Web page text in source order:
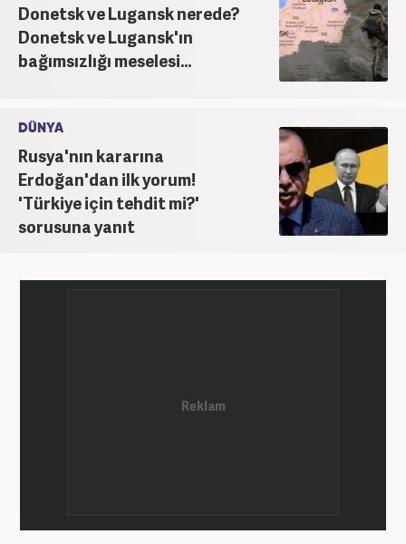
Donetsk ve Lugansk nerede?
Donetsk ve Lugansk'ın
bağımsızlığı meselesi...
DÜNYA
Rusya'nın kararına
Erdoğan'dan ilk yorum!
'Türkiye için tehdit mi?'
sorusuna yanıt